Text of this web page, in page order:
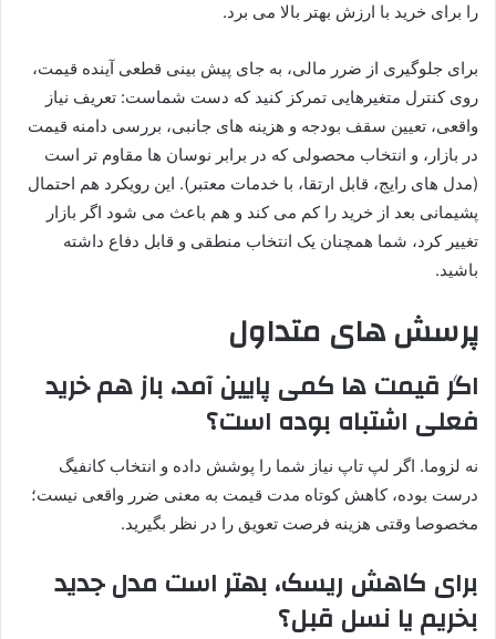
را برای خرید با ارزش بهتر بالا می برد.
برای جلوگیری از ضرر مالی، به جای پیش بینی قطعی آینده قیمت،
روی کنترل متغیرهایی تمرکز کنید که دست شماست: تعریف نیاز
واقعی، تعیین سقف بودجه و هزینه های جانبی، بررسی دامنه قیمت
در بازار، و انتخاب محصولی که در برابر نوسان ها مقاوم تر است
(مدل های رایج، قابل ارتقا، با خدمات معتبر). این رویکرد هم احتمال
پشیمانی بعد از خرید را کم می کند و هم باعث می شود اگر بازار
تغییر کرد، شما همچنان یک انتخاب منطقی و قابل دفاع داشته
باشید.
پرسش های متداول
اگر قیمت ها کمی پایین آمد، باز هم خرید
فعلی اشتباه بوده است؟
نه لزوما. اگر لپ تاپ نیاز شما را پوشش داده و انتخاب کانفیگ
درست بوده، کاهش کوتاه مدت قیمت به معنی ضرر واقعی نیست؛
مخصوصا وقتی هزینه فرصت تعویق را در نظر بگیرید.
برای کاهش ریسک، بهتر است مدل جدید
بخریم یا نسل قبل؟